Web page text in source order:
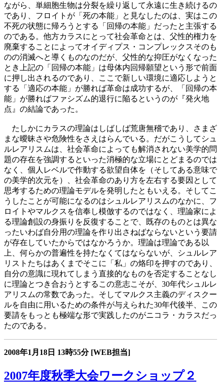
ながら、単細胞生物は分裂を繰り返して永遠に生き続けるの
であり、フロイトが「死の本能」と見なしたのは、実はこの
不死の状態に帰ろうとする「回帰の本能」だったと主張する
のである。他方カラスにとって社会革命とは、父性的権力を
廃棄することによってオイディプス・コンプレックスそのも
のの消滅へと導くものなのだが、父性的な抑圧がなくなった
とき上記の「回帰の本能」は母体内回帰願望という形で前面
に押し出されるのであり、ここで新しい環境に適応しようと
する「適応の本能」が勝れば革命は成功するが、「回帰の本
能」が勝ればファシズム的退行に陥るというのが『発火地
点』の結論であった。
たしかにカラスの理論はしばしば荒唐無稽であり、さまざ
まな曖昧さや危険性をさえはらんでいる。だがこうしてシュ
ルレアリスムは、社会革命によっても解消されない美学的問
題の存在を強調するといった消極的な立場にとどまるのでは
なく、個人レベルで作動する欲望自体を（そしてある意味で
の美学的次元を）、社会革命のあり方を左右する要因として
思考するための理論モデルを発明したともいえる。そしてこ
うしたことが可能になるのはシュルレアリスムのなかに、フ
ロイトやマルクスを信奉し模倣するのではなく、理論家によ
る理論創設の身振りを反復することで、既存のものとは異な
ったいわば自分用の理論を作り出さねばならないという要請
が存在していたからではなかろうか。理論は理論である以
上、何らかの普遍性を持たなくてはならないが、シュルレア
リストたちはあくまでそこに「私」の烙印を押すのであり、
自分の意識に現れてしまう直接的なものを否定することなし
に理論とつき合おうとするこの意志こそが、30年代シュルレ
アリスムの常数であった。そしてマルクス主義のディスクー
ルを自由に用いるための条件が与えられた30年代後半、この
要請をもっとも極端な形で実践したのがニコラ・カラスだっ
たのである。
2008年1月18日 13時55分 [WEB担当]
2007年度秋季大会ワークショップ２